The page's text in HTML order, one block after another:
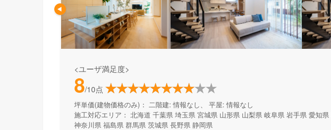
<ユーザ満足度>
8/10点
坪単価(建物価格のみ)： 二階建: 情報なし、 平屋: 情報なし
施工対応エリア： 北海道 千葉県 埼玉県 宮城県 山形県 山梨県 岐阜県 岩手県 愛知県
神奈川県 福島県 群馬県 茨城県 長野県 静岡県